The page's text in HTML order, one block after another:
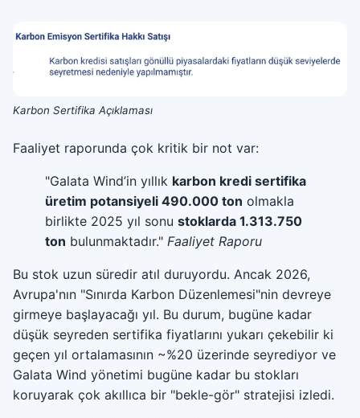
Karbon Sertifika Açıklaması
Faaliyet raporunda çok kritik bir not var:
"Galata Wind’in yıllık karbon kredi sertifika
üretim potansiyeli 490.000 ton olmakla
birlikte 2025 yıl sonu stoklarda 1.313.750
ton bulunmaktadır." Faaliyet Raporu
Bu stok uzun süredir atıl duruyordu. Ancak 2026,
Avrupa'nın "Sınırda Karbon Düzenlemesi"nin devreye
girmeye başlayacağı yıl. Bu durum, bugüne kadar
düşük seyreden sertifika fiyatlarını yukarı çekebilir ki
geçen yıl ortalamasının ~%20 üzerinde seyrediyor ve
Galata Wind yönetimi bugüne kadar bu stokları
koruyarak çok akıllıca bir "bekle-gör" stratejisi izledi.